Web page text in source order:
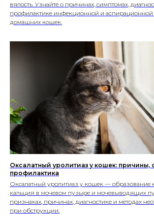
вялость. Узнайте о причинах, симптомах,
профилактике инфекционной и
домашних кошек.
Оксалатный уролитиаз у кошек: причины,
профилактика
Оксалатный уролитиаз у кошек — образование
кальция в мочевом пузыре и мочевыводящих
признаках, причинах, диагностике и методах
при обструкции.